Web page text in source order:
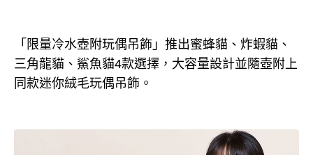
「限量冷水壺附玩偶吊飾」推出蜜蜂貓、炸蝦貓、
三角龍貓、鯊魚貓4款選擇，大容量設計並隨壺附上
同款迷你絨毛玩偶吊飾。